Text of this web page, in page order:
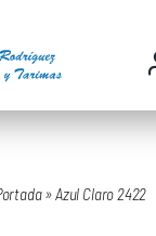
»Azul Claro 2422